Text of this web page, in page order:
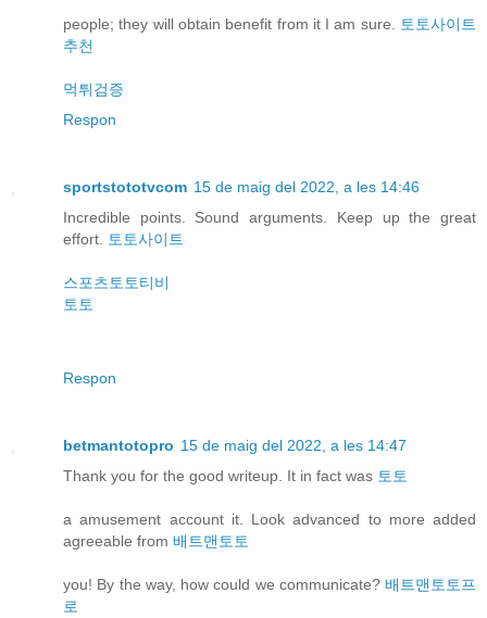
people; they will obtain benefit from it I am sure. 토토사이트
추천
먹튀검증
Respon
sportstototvcom 15 de maig del 2022, a les 14:46
Incredible points. Sound arguments. Keep up the great
effort. 토토사이트
스포츠토토티비
토토
Respon
betmantotopro 15 de maig del 2022, a les 14:47
Thank you for the good writeup. It in fact was 토토
a amusement account it. Look advanced to more added
agreeable from 배트맨토토
you! By the way, how could we communicate? 배트맨토토프
로